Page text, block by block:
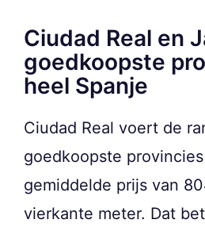
Ciudad Real en
goedkoopste
heel Spanje
Ciudad Real voert de
goedkoopste
gemiddelde prijs van
vierkante meter. Dat